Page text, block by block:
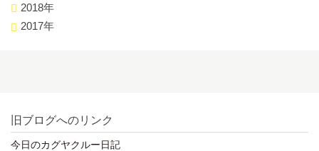
2018年
2017年
旧ブログへのリンク
今日のカグヤクルー日記